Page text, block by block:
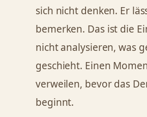
sich nicht denken. Er
bemerken. Das ist die
nicht analysieren, was
geschieht. Einen
verweilen, bevor das
beginnt.